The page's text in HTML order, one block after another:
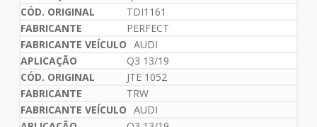
TDI1161
PERFECT
AUDI
Q3 13/19
JTE 1052
TRW
AUDI